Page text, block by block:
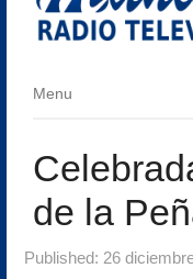
Menu
Menu
de la
Published: 26